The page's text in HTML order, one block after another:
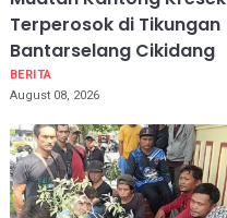
Terperosok di Tikungan
Bantarselang Cikidang
BERITA
August 08, 2026